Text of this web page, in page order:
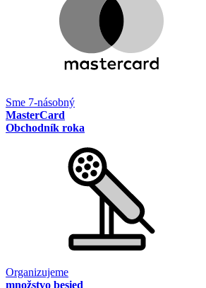
Sme 7-násobný
MasterCard
Obchodník roka
Organizujeme
množstvo besied